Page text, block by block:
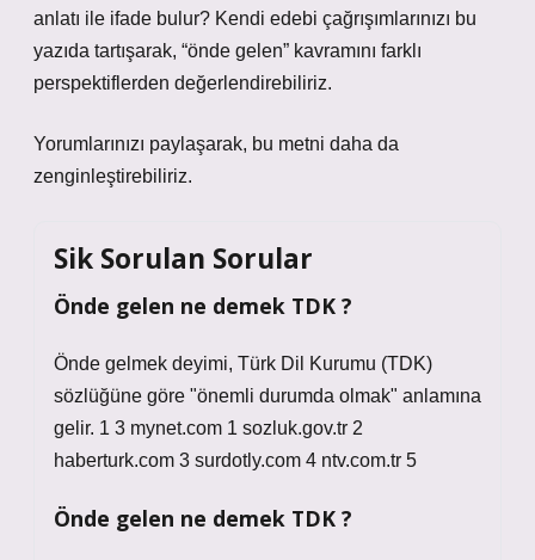
anlatı ile ifade bulur? Kendi edebi çağrışımlarınızı bu
yazıda tartışarak, “önde gelen” kavramını farklı
perspektiflerden değerlendirebiliriz.
Yorumlarınızı paylaşarak, bu metni daha da
zenginleştirebiliriz.
Sik Sorulan Sorular
Önde gelen ne demek TDK ?
Önde gelmek deyimi, Türk Dil Kurumu (TDK)
sözlüğüne göre "önemli durumda olmak" anlamına
gelir. 1 3 mynet.com 1 sozluk.gov.tr 2
haberturk.com 3 surdotly.com 4 ntv.com.tr 5
Önde gelen ne demek TDK ?